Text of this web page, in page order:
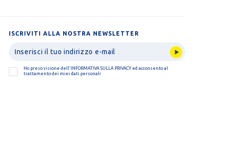
ISCRIVITI ALLA NOSTRA NEWSLETTER
Ho preso visione dell' INFORMATIVA SULLA PRIVACY ed acconsento al
trattamento dei miei dati personali